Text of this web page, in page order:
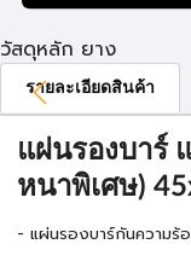
วัสดุหลัก ยาง
รายละเอียดสินค้า
แผ่นรองบาร์
หนาพิเศษ)
- แผ่นรองบาร์กันความร้